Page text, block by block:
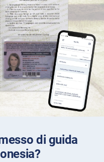
di guida